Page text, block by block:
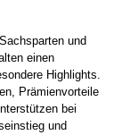
und
einen
Highlights.
Prämienvorteile
bei
und